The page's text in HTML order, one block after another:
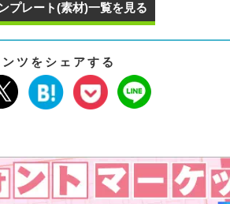
プレート(素材)一覧を見る
ツをシェアする